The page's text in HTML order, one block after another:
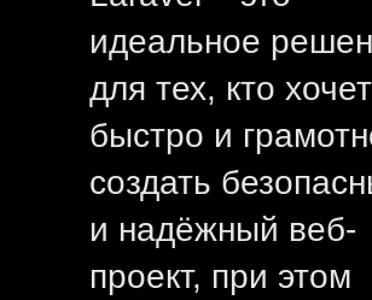
идеальное
для тех, кто хочет
быстро и
создать
и надёжный веб-
проект, при этом